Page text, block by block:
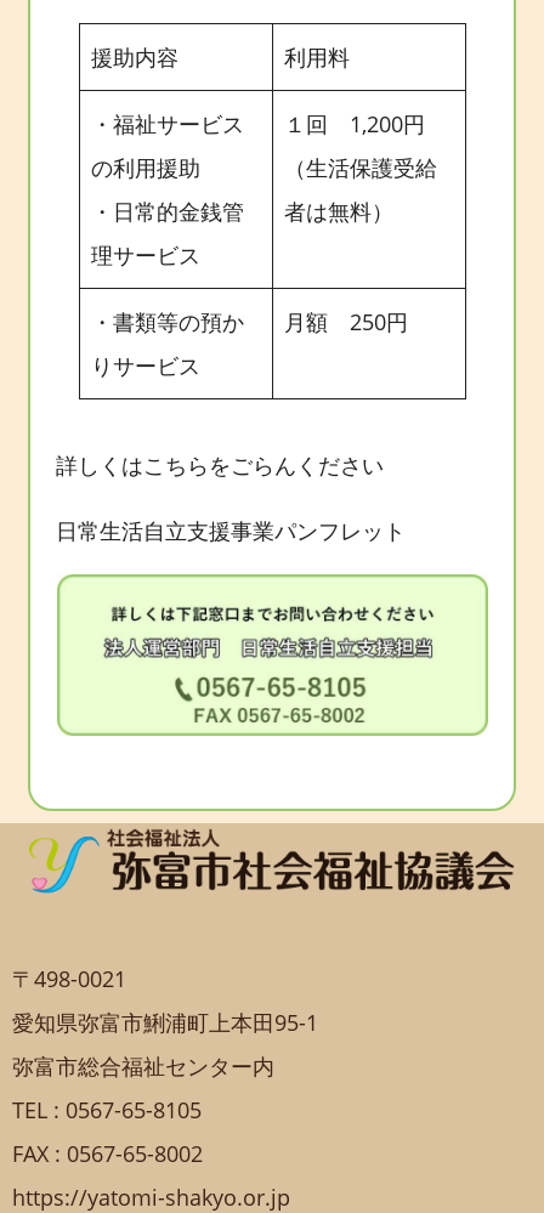
援助内容 利用料
・福祉サービス
の利用援助
・日常的金銭管
理サービス
１回 1,200円
（生活保護受給
者は無料）
・書類等の預か
りサービス
月額 250円
詳しくはこちらをごらんください
日常生活自立支援事業パンフレット
〒498-0021
愛知県弥富市鯏浦町上本田95-1
弥富市総合福祉センター内
TEL : 0567-65-8105
FAX : 0567-65-8002
https://yatomi-shakyo.or.jp